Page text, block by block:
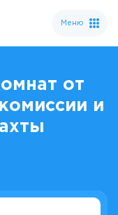
Меню
от
и